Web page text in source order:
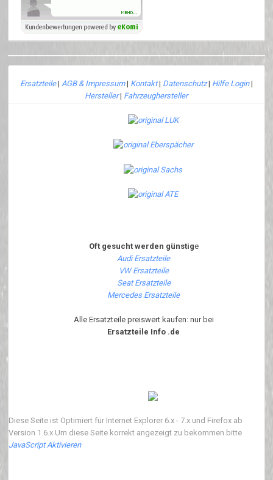
Ersatzteile| AGB & Impressum| Kontakt| Datenschutz| Hilfe Login|
Hersteller| Fahrzeughersteller
Oft gesucht werden günstige
Audi Ersatzteile
VW Ersatzteile
Seat Ersatzteile
Mercedes Ersatzteile
Alle Ersatzteile preiswert kaufen: nur bei
Ersatzteile Info .de
Diese Seite ist Optimiert für Internet Explorer 6.x - 7.x und Firefox ab
Version 1.6.x Um diese Seite korrekt angezeigt zu bekommen bitte
JavaScript Aktivieren